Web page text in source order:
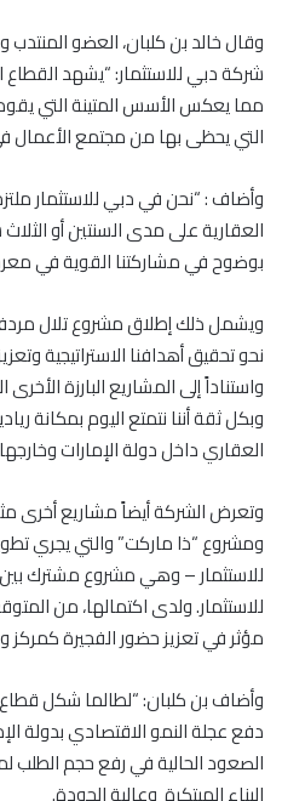
وقال خالد بن كلبان، العضو المنتدب
شركة دبي للاستثمار: “يشهد القطاع
مما يعكس الأسس المتينة التي يقوم
التي يحظى بها من مجتمع
وأضاف : “نحن في دبي للاستثمار
العقارية على مدى السنتين أو
بوضوح في مشاركتنا القوية في
ويشمل ذلك إطلاق مشروع تلال
نحو تحقيق أهدافنا الاستراتيجية
واستناداً إلى المشاريع البارزة
وبكل ثقة أننا نتمتع اليوم بمكانة
العقاري داخل دولة الإمارات
وتعرض الشركة أيضاً مشاريع أخرى
ومشروع “ذا ماركت” والتي يجري
للاستثمار – وهي مشروع مشترك
للاستثمار. ولدى اكتمالها، من
مؤثر في تعزيز حضور الفجيرة كمركز
وأضاف بن كلبان: “لطالما شكل قطاع
دفع عجلة النمو الاقتصادي بدولة
الصعود الحالية في رفع حجم